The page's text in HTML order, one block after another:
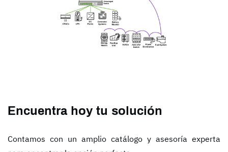
Encuentra hoy tu solución
Contamos con un amplio catálogo y asesoría experta